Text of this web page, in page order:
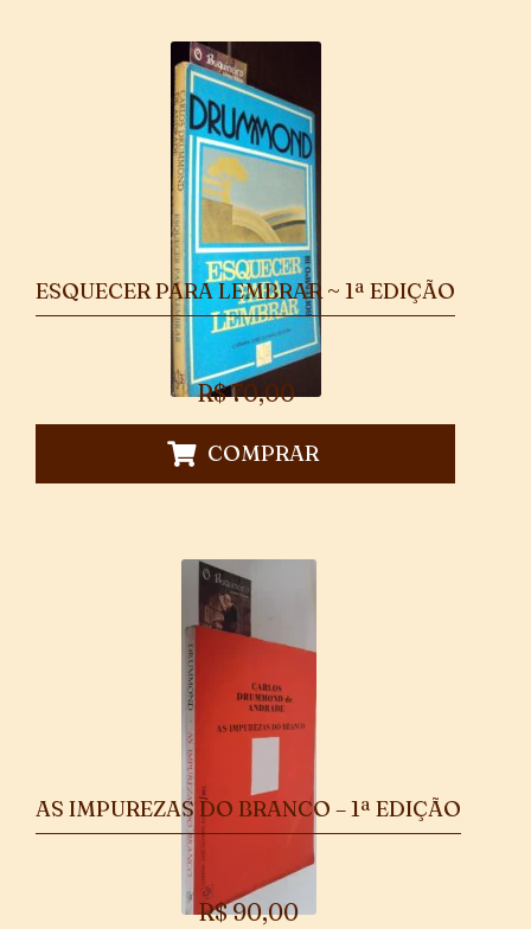
ESQUECER PARA LEMBRAR ~ 1ª EDIÇÃO
R$70,00
COMPRAR
AS IMPUREZAS DO BRANCO – 1ª EDIÇÃO
R$90,00